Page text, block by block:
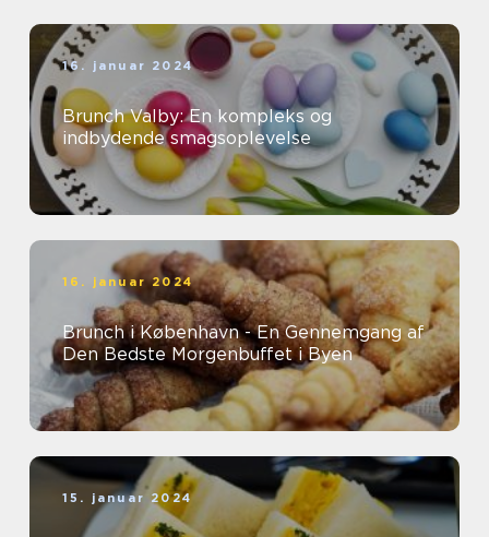
16. januar 2024
Brunch Valby: En kompleks og
indbydende smagsoplevelse
16. januar 2024
Brunch i København - En Gennemgang af
Den Bedste Morgenbuffet i Byen
15. januar 2024